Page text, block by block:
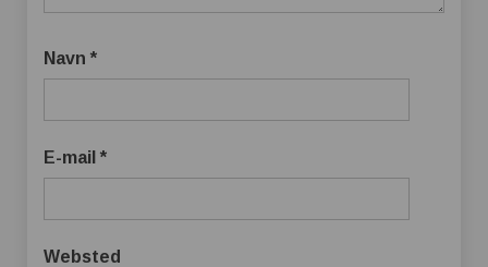
Navn *
E-mail *
Websted